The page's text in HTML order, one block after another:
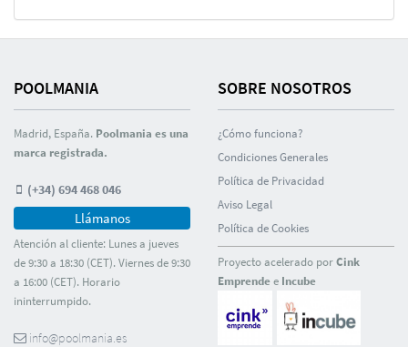
POOLMANIA
Madrid, España. Poolmania es una
marca registrada.
(+34) 694 468 046
Llámanos
Atención al cliente: Lunes a jueves
de 9:30 a 18:30 (CET). Viernes de 9:30
a 16:00 (CET). Horario
ininterrumpido.
info@poolmania.es
SOBRE NOSOTROS
¿Cómo funciona?
Condiciones Generales
Polí­tica de Privacidad
Aviso Legal
Polí­tica de Cookies
Proyecto acelerado porCink
Emprendee Incube